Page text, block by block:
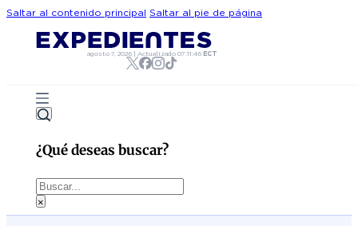
Saltar al contenido principal Saltar al pie de página
agosto 7, 2026| Actualizado 07:11:46 ECT
¿Qué deseas buscar?
Buscar
×